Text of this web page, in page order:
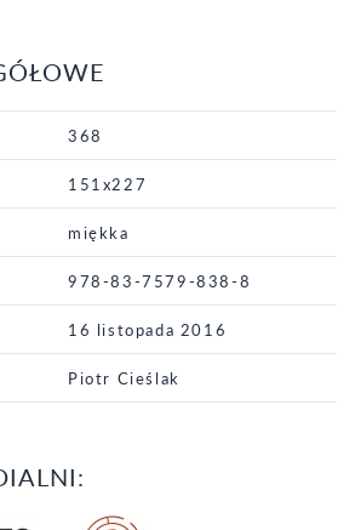
368
151x227
miękka
978-83-7579-838-8
16 listopada 2016
Piotr Cieślak